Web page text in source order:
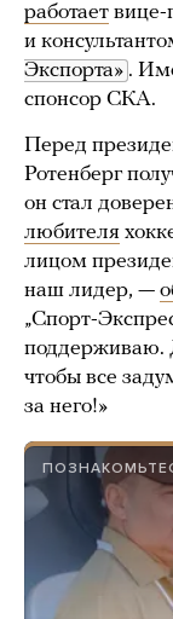
работает вице-
и
Экспорта» .
спонсор СКА.
Перед
Ротенберг
он стал
любителя
лицом
наш лидер, —
„Спорт-
поддерживаю.
чтобы все
за него!»